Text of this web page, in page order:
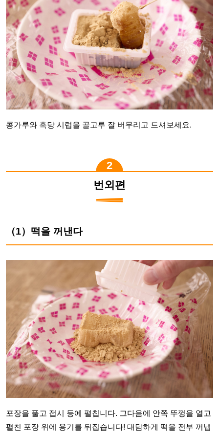
콩가루와 흑당 시럽을 골고루 잘 버무리고 드셔보세요.
번외편
（1）떡을 꺼낸다
포장을 풀고 접시 등에 펼칩니다. 그다음에 안쪽 뚜껑을 열고
펼친 포장 위에 용기를 뒤집습니다! 대담하게 떡을 전부 꺼냅